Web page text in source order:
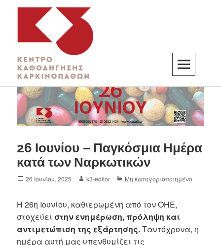
K3
ΚΕΝΤΡΟ ΚΑΘΟΔΗΓΗΣΗΣ ΚΑΡΚΙΝΟΠΑΘΩΝ
26 Ιουνίου – Παγκόσμια Ημέρα
κατά των Ναρκωτικών
26 Ιουνίου, 2025 k3-editor Μη κατηγοριοποιημένο
Η 26η Ιουνίου, καθιερωμένη από τον ΟΗΕ,
στοχεύει στην ενημέρωση, πρόληψη και
αντιμετώπιση της εξάρτησης.Ταυτόχρονα, η
ημέρα αυτή μας υπενθυμίζει τις